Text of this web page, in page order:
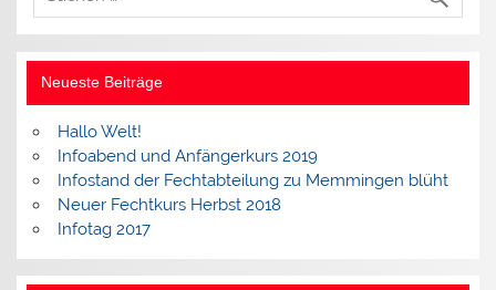
Neueste Beiträge
Hallo Welt!
Infoabend und Anfängerkurs 2019
Infostand der Fechtabteilung zu Memmingen blüht
Neuer Fechtkurs Herbst 2018
Infotag 2017